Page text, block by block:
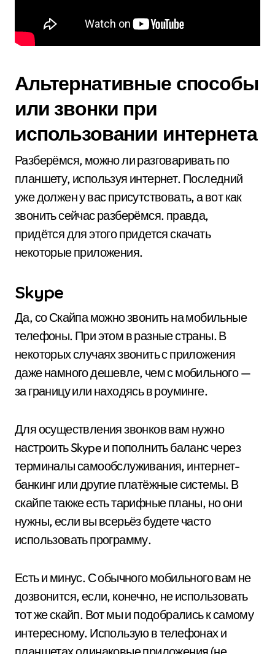
Альтернативные способы
или звонки при
использовании интернета
Разберёмся, можно ли разговаривать по
планшету, используя интернет. Последний
уже должен у вас присутствовать, а вот как
звонить сейчас разберёмся. правда,
придётся для этого придется скачать
некоторые приложения.
Skype
Да, со Скайпа можно звонить на мобильные
телефоны. При этом в разные страны. В
некоторых случаях звонить с приложения
даже намного дешевле, чем с мобильного —
за границу или находясь в роуминге.
Для осуществления звонков вам нужно
настроить Skype и пополнить баланс через
терминалы самообслуживания, интернет-
банкинг или другие платёжные системы. В
скайпе также есть тарифные планы, но они
нужны, если вы всерьёз будете часто
использовать программу.
Есть и минус. С обычного мобильного вам не
дозвонится, если, конечно, не использовать
тот же скайп. Вот мы и подобрались к самому
интересному. Использую в телефонах и